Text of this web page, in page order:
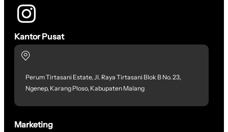
Kantor Pusat
Perum Tirtasani Estate, Jl. Raya Tirtasani Blok B No. 23,
Ngenep, Karang Ploso, Kabupaten Malang
Marketing